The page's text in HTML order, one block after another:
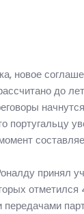
новое
до
португальцу
принял
передачами